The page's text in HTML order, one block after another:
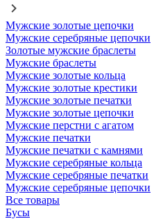
Мужские золотые цепочки
Мужские серебряные цепочки
Золотые мужские браслеты
Мужские браслеты
Мужские золотые кольца
Мужские золотые крестики
Мужские золотые печатки
Мужские золотые цепочки
Мужские перстни с агатом
Мужские печатки
Мужские печатки с камнями
Мужские серебряные кольца
Мужские серебряные печатки
Мужские серебряные цепочки
Все товары
Бусы